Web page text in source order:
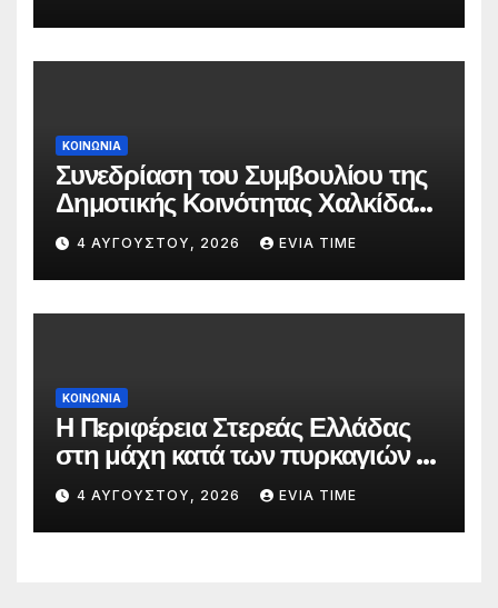
ΚΟΙΝΩΝΙΑ
Συνεδρίαση του Συμβουλίου της
Δημοτικής Κοινότητας Χαλκίδας
την 5 Αυγούστου
4 ΑΥΓΟΎΣΤΟΥ, 2026 EVIA TIME
ΚΟΙΝΩΝΙΑ
Η Περιφέρεια Στερεάς Ελλάδας
στη μάχη κατά των πυρκαγιών –
Δράσεις και στήριξη σε πέντε
περιφερειακές ενότητες
4 ΑΥΓΟΎΣΤΟΥ, 2026 EVIA TIME